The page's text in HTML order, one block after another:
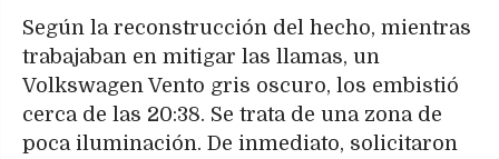
Según la reconstrucción del hecho, mientras
trabajaban en mitigar las llamas, un
Volkswagen Vento gris oscuro, los embistió
cerca de las 20:38. Se trata de una zona de
poca iluminación. De inmediato, solicitaron